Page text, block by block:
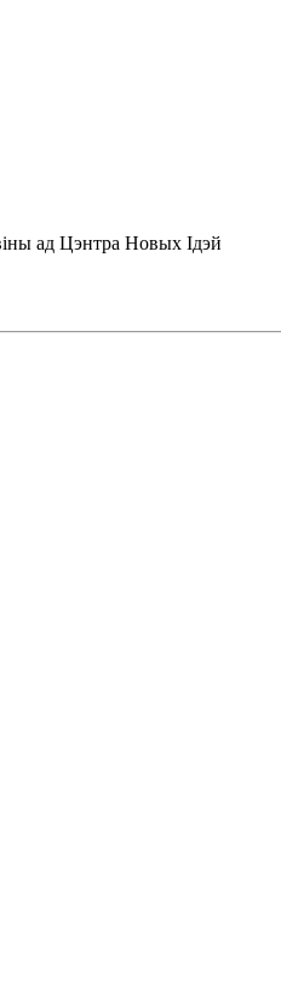
ад Цэнтра Новых Iдэй